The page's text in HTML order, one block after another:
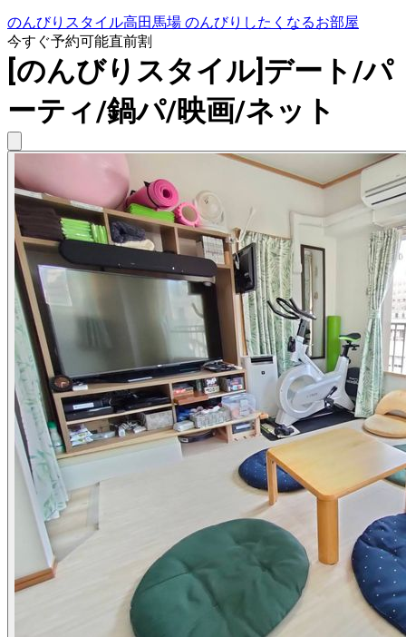
のんびりスタイル高田馬場 のんびりしたくなるお部屋
今すぐ予約可能直前割
[のんびりスタイル]デート/パ
ーティ/鍋パ/映画/ネット